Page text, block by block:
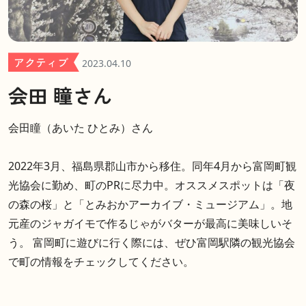
アクティブ 2023.04.10
会田 瞳さん
会田瞳（あいた ひとみ）さん
2022年3月、福島県郡山市から移住。同年4月から富岡町観
光協会に勤め、町のPRに尽力中。オススメスポットは「夜
の森の桜」と「とみおかアーカイブ・ミュージアム」。地
元産のジャガイモで作るじゃがバターが最高に美味しいそ
う。 富岡町に遊びに行く際には、ぜひ富岡駅隣の観光協会
で町の情報をチェックしてください。